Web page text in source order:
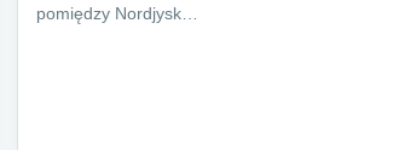
pomiędzy Nordjysk…